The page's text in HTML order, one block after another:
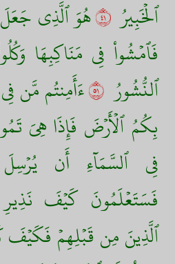
ٱلۡخَبِيرُ ١٤هُوَ ٱلَّذِي
فَٱمۡشُواْ فِي مَنَاكِبِهَا
ٱلنُّشُورُ ١٥ءَأَمِنتُم مَّن
بِكُمُ ٱلۡأَرۡضَ فَإِذَا هِيَ
فِي ٱلسَّمَآءِ أَن
فَسَتَعۡلَمُونَ كَيۡفَ نَذِيرِ
ٱلَّذِينَ مِن قَبۡلِهِمۡ فَكَيۡفَ